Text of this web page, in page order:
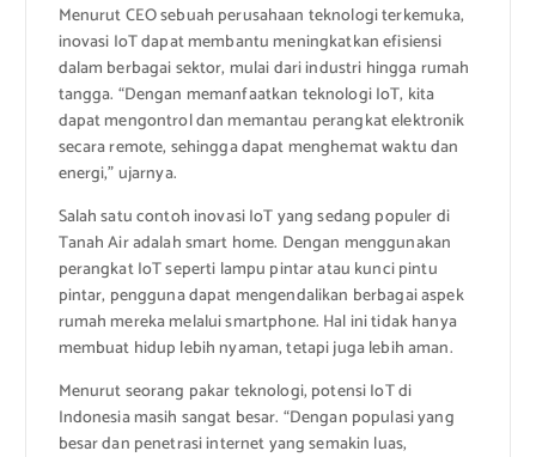
Menurut CEO sebuah perusahaan teknologi terkemuka,
inovasi IoT dapat membantu meningkatkan efisiensi
dalam berbagai sektor, mulai dari industri hingga rumah
tangga. “Dengan memanfaatkan teknologi IoT, kita
dapat mengontrol dan memantau perangkat elektronik
secara remote, sehingga dapat menghemat waktu dan
energi,” ujarnya.
Salah satu contoh inovasi IoT yang sedang populer di
Tanah Air adalah smart home. Dengan menggunakan
perangkat IoT seperti lampu pintar atau kunci pintu
pintar, pengguna dapat mengendalikan berbagai aspek
rumah mereka melalui smartphone. Hal ini tidak hanya
membuat hidup lebih nyaman, tetapi juga lebih aman.
Menurut seorang pakar teknologi, potensi IoT di
Indonesia masih sangat besar. “Dengan populasi yang
besar dan penetrasi internet yang semakin luas,